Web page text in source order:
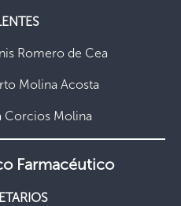
Romero de Cea
Molina Acosta
Corcios Molina
Farmacéutico